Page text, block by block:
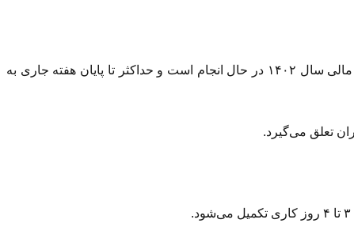
اعلام کرد که مرحله دوم واریز سود سهام عدالت مربوط به عملکرد مالی سال ۱۴۰۲ در حال انجام است و حداکثر تا پایان هفته جاری به